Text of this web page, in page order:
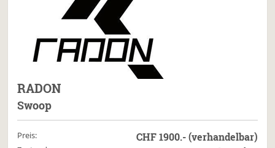
RADON
Swoop
Preis: CHF 1900.- (verhandelbar)